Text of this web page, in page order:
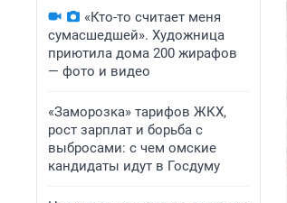
«Кто-то считает меня
сумасшедшей». Художница
приютила дома 200 жирафов
— фото и видео
«Заморозка» тарифов ЖКХ,
рост зарплат и борьба с
выбросами: с чем омские
кандидаты идут в Госдуму